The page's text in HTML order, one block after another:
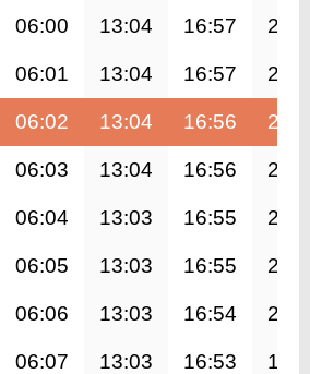
06:00 13:04 16:57
06:01 13:04 16:57
06:02 13:04 16:56
06:03 13:04 16:56
06:04 13:03 16:55
06:05 13:03 16:55
06:06 13:03 16:54
06:07 13:03 16:53